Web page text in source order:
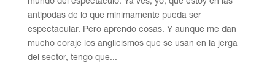
antípodas de lo que mínimamente pueda ser
espectacular. Pero aprendo cosas. Y aunque me dan
mucho coraje los anglicismos que se usan en la jerga
del sector, tengo que...